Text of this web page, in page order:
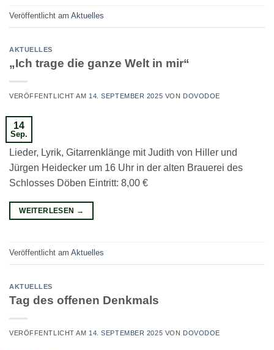
Veröffentlicht am Aktuelles
AKTUELLES
„Ich trage die ganze Welt in mir“
VERÖFFENTLICHT AM14. SEPTEMBER 2025 VON DOVODOE
14
Sep.
Lieder, Lyrik, Gitarrenklänge mit Judith von Hiller und
Jürgen Heidecker um 16 Uhr in der alten Brauerei des
Schlosses Döben Eintritt: 8,00 €
WEITERLESEN →
Veröffentlicht am Aktuelles
AKTUELLES
Tag des offenen Denkmals
VERÖFFENTLICHT AM 14. SEPTEMBER 2025 VON DOVODOE